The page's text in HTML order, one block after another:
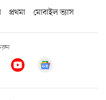
প্রথমা মোবাইল ভ্যাস